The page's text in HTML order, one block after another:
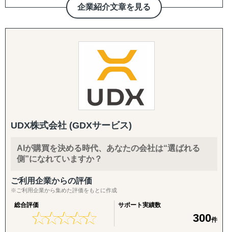
◆以下はこれまで当社で実績が多く、特にニーズの高い支
援パッケージです。
『LocaBrain（ロカブレイン）｜海外進出 現地顧問サービ
↳ AIが出した"答えっぽいもの"を、現地のリアルで答え合
『INTERForce｜海外進出伴走サポート』
ビス』
↳ 海外営業支援TEAMによる現地営業の即戦力化
『LocaResearch（ロカリサーチ）海外進出 市場調査サー
↳「どの国で売るか」から「誰に売るか」まで、意思決定
素材を収集する。
企業紹介文章を見る
で世界に販売できる越境ECモール 『Japan Finds』 の運
営、オンラインでの出店・販売とあわせて、海外の実店舗
に商品を展示し、QRコードで購入できる「ショールーム
ストア販売」を実現して日本の事業者の海外進出、販路拡
Magento（マジェント）、WooCommerce（ウーコマー
ール(eBay, Amazon, Shopee, Lazada、Ruten、Ozon、T-
MALL Globalなど）の開店から運営までのフルサポート支
ご愛用いただいています。
越境ECに関するセミナーも常時Youtubeで閲覧いただけま
UDX株式会社 (GDXサービス)
AIが購買を決める時代、あなたの会社は“選ばれる
側”になれていますか？
ご利用企業からの評価
※ご利用企業から集めた評価をもとに作成
総合評価
★★★★★
★★★★★
サポート実績数
300件